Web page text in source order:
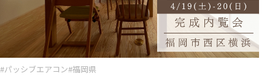
#パッシブエアコン#福岡県